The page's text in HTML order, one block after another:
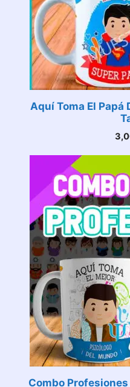
Aquí Toma El Papá
Combo